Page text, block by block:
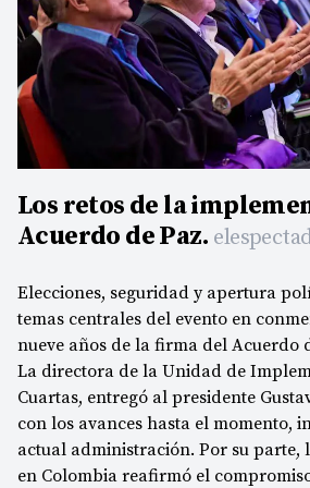
Los retos de la
Acuerdo de Paz.
Elecciones, seguridad y apertura
temas centrales del evento en
nueve años de la firma del Acuerdo
La directora de la Unidad de
Cuartas, entregó al presidente
con los avances hasta el momento,
actual administración. Por su parte,
en Colombia reafirmó el